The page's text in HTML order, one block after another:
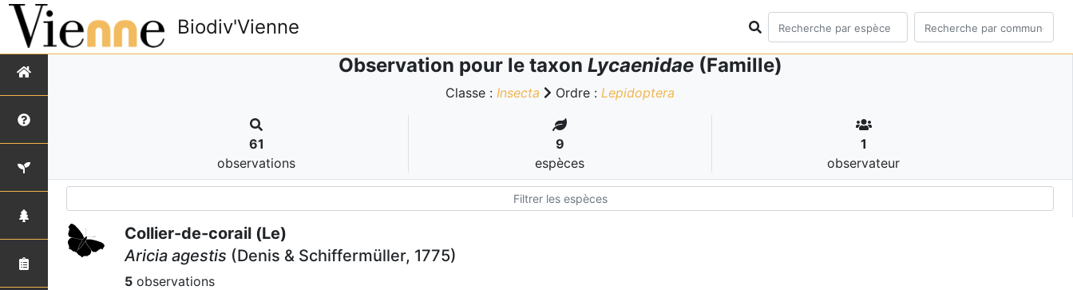
Biodiv'Vienne
Observation pour le taxon Lycaenidae(Famille)
Classe : Insecta Ordre : Lepidoptera
61
observations
9
espèces
1
observateur
Collier-de-corail (Le)
Aricia agestis (Denis & Schiffermüller, 1775)
5 observations